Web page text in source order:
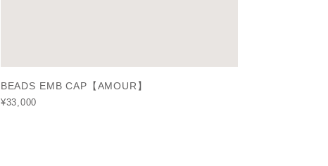
BEADS EMB CAP【AMOUR】
¥33,000